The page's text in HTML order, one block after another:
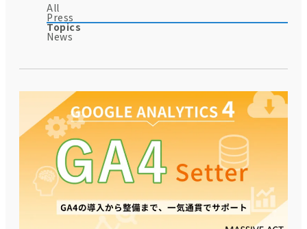
Contact
All
Press
Topics
News